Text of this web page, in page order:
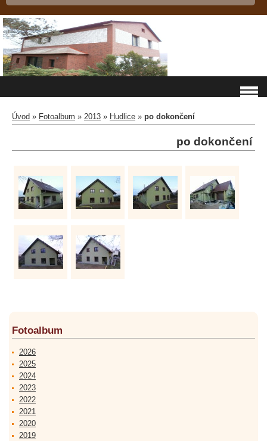
Úvod » Fotoalbum » 2013 » Hudlice » po dokončení
po dokončení
Fotoalbum
2026
2025
2024
2023
2022
2021
2020
2019